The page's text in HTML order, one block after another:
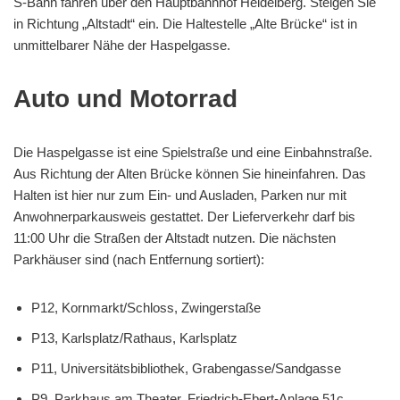
in Richtung „Altstadt“ ein. Die Haltestelle „Alte Brücke“ ist in
unmittelbarer Nähe der Haspelgasse.
Auto und Motorrad
Die Haspelgasse ist eine Spielstraße und eine Einbahnstraße.
Aus Richtung der Alten Brücke können Sie hineinfahren. Das
Halten ist hier nur zum Ein- und Ausladen, Parken nur mit
Anwohnerparkausweis gestattet. Der Lieferverkehr darf bis
11:00 Uhr die Straßen der Altstadt nutzen. Die nächsten
Parkhäuser sind (nach Entfernung sortiert):
P12, Kornmarkt/Schloss, Zwingerstaße
P13, Karlsplatz/Rathaus, Karlsplatz
P11, Universitätsbibliothek, Grabengasse/Sandgasse